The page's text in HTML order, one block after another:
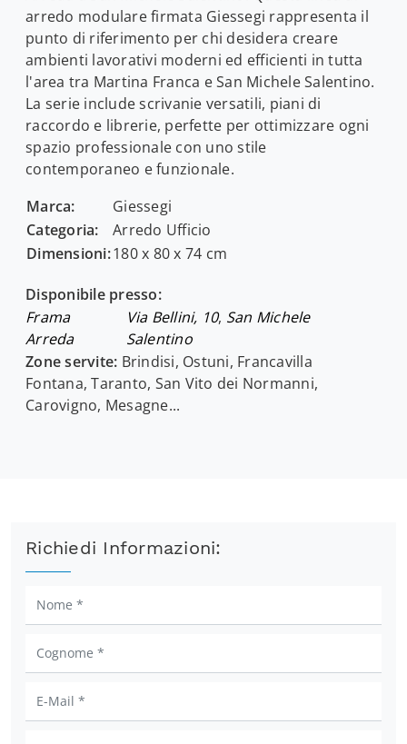
arredo modulare firmata Giessegi rappresenta il
punto di riferimento per chi desidera creare
ambienti lavorativi moderni ed efficienti in tutta
l'area tra Martina Franca e San Michele Salentino.
La serie include scrivanie versatili, piani di
raccordo e librerie, perfette per ottimizzare ogni
spazio professionale con uno stile
contemporaneo e funzionale.
Marca:
Giessegi
Categoria:
Arredo Ufficio
Dimensioni:180 x 80 x 74 cm
Disponibile presso:
Frama
Arreda
Via Bellini, 10, San Michele
Salentino
Zone servite: Brindisi, Ostuni, Francavilla
Fontana, Taranto, San Vito dei Normanni,
Carovigno, Mesagne...
Richiedi Informazioni: